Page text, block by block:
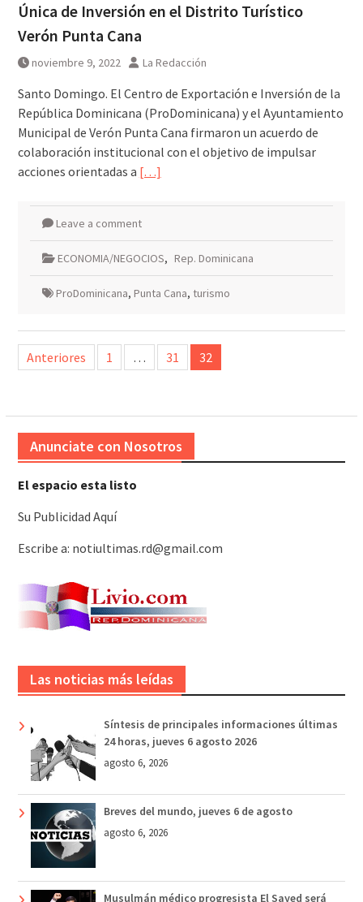
Única de Inversión en el Distrito Turístico
Verón Punta Cana
noviembre 9, 2022 La Redacción
Santo Domingo. El Centro de Exportación e Inversión de la
República Dominicana (ProDominicana) y el Ayuntamiento
Municipal de Verón Punta Cana firmaron un acuerdo de
colaboración institucional con el objetivo de impulsar
acciones orientadas a […]
Leave a comment
ECONOMIA/NEGOCIOS, Rep. Dominicana
ProDominicana, Punta Cana, turismo
Paginación
deAnteriores 1 … 31 32
Anunciate con Nosotros
El espacio esta listo
Su Publicidad Aquí
Escribe a: notiultimas.rd@gmail.com
Las noticias más leídas
Síntesis de principales informaciones últimas
24 horas, jueves 6 agosto 2026
agosto 6, 2026
Breves del mundo, jueves 6 de agosto
agosto 6, 2026
Musulmán médico progresista El Sayed será